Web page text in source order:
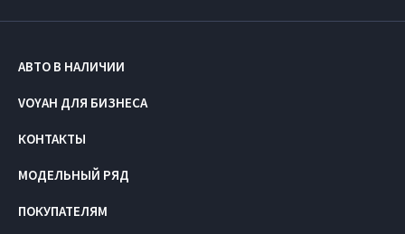
АВТО В НАЛИЧИИ
VOYAH ДЛЯ БИЗНЕСА
КОНТАКТЫ
МОДЕЛЬНЫЙ РЯД
ПОКУПАТЕЛЯМ